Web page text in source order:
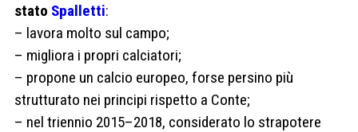
stato Spalletti:
– lavora molto sul campo;
– migliora i propri calciatori;
– propone un calcio europeo, forse persino più
strutturato nei principi rispetto a Conte;
– nel triennio 2015–2018, considerato lo strapotere